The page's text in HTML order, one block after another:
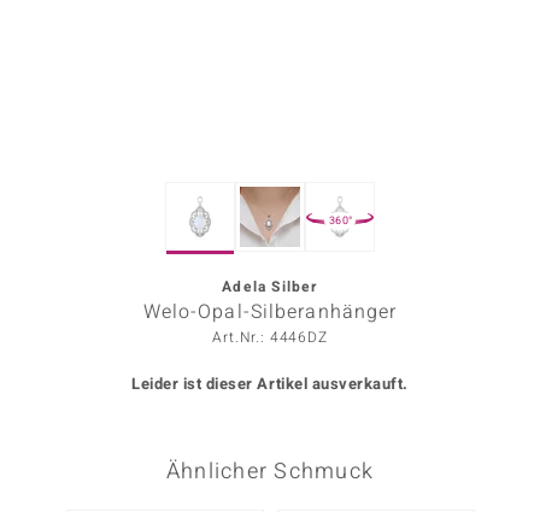
360°
Adela Silber
Welo-Opal-Silberanhänger
Art.Nr.: 4446DZ
Leider ist dieser Artikel ausverkauft.
Ähnlicher Schmuck